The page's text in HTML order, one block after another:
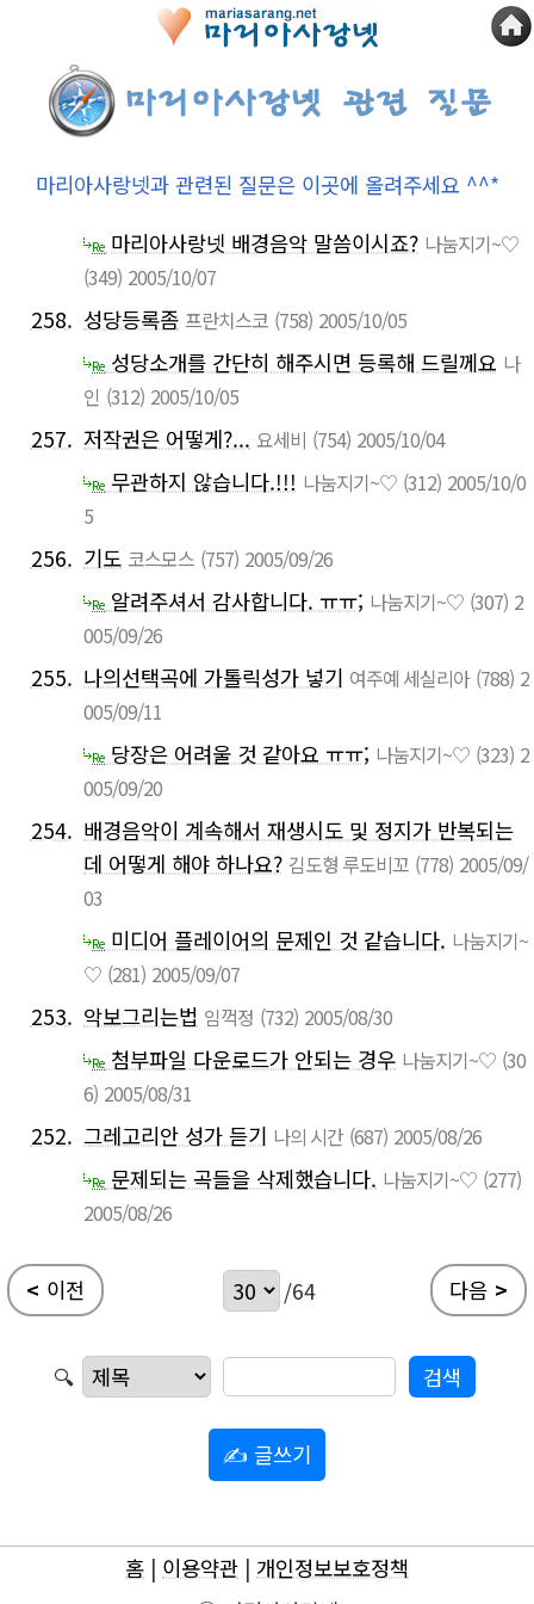
마리아사랑넷과 관련된 질문은 이곳에 올려주세요 ^^*
Re 마리아사랑넷 배경음악 말씀이시죠? 나눔지기~♡
(349) 2005/10/07
258. 성당등록좀 프란치스코 (758) 2005/10/05
Re 성당소개를 간단히 해주시면 등록해 드릴께요 나
인 (312) 2005/10/05
257. 저작권은 어떻게?... 요세비 (754) 2005/10/04
Re 무관하지 않습니다.!!! 나눔지기~♡ (312) 2005/10/0
5
256. 기도 코스모스 (757) 2005/09/26
Re 알려주셔서 감사합니다. ㅠㅠ; 나눔지기~♡ (307) 2
005/09/26
255. 나의선택곡에 가톨릭성가 넣기 여주예 세실리아 (788) 2
005/09/11
Re 당장은 어려울 것 같아요 ㅠㅠ; 나눔지기~♡ (323) 2
005/09/20
254. 배경음악이 계속해서 재생시도 및 정지가 반복되는
데 어떻게 해야 하나요? 김도형 루도비꼬 (778) 2005/09/
03
Re 미디어 플레이어의 문제인 것 같습니다. 나눔지기~
♡ (281) 2005/09/07
253. 악보그리는법 임꺽정 (732) 2005/08/30
Re 첨부파일 다운로드가 안되는 경우 나눔지기~♡ (30
6) 2005/08/31
252. 그레고리안 성가 듣기 나의 시간 (687) 2005/08/26
Re 문제되는 곡들을 삭제했습니다. 나눔지기~♡ (277)
2005/08/26
< 이전 /64 다음 >
🔍
✍ 글쓰기
홈 | 이용약관 | 개인정보보호정책